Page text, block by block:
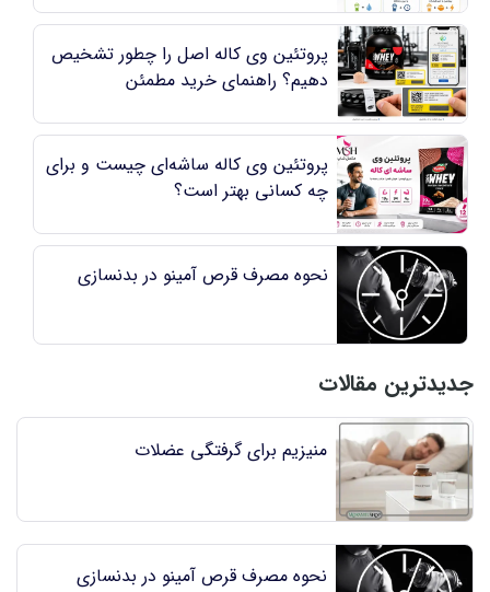
پروتئین وی کاله اصل را چطور تشخیص
دهیم؟ راهنمای خرید مطمئن
پروتئین وی کاله ساشه‌ای چیست و برای
چه کسانی بهتر است؟
نحوه مصرف قرص آمینو در بدنسازی
جدیدترین مقالات
منیزیم برای گرفتگی عضلات
نحوه مصرف قرص آمینو در بدنسازی